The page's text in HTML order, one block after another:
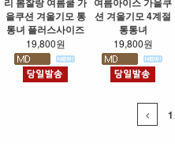
을쿠션 겨울기모 통
통녀 플러스사이즈
19,800원
션 겨울기모 4계절
통통녀
19,800원
1